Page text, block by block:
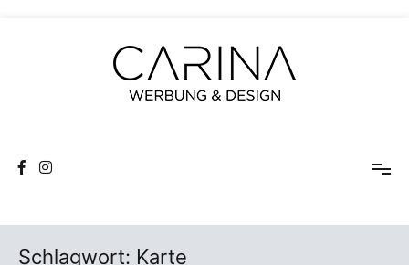
Schlagwort: Karte